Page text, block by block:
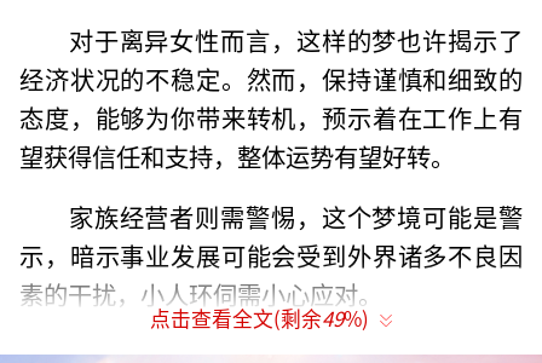
对于离异女性而言，这样的梦也许揭示了
经济状况的不稳定。然而，保持谨慎和细致的
态度，能够为你带来转机，预示着在工作上有
望获得信任和支持，整体运势有望好转。
家族经营者则需警惕，这个梦境可能是警
示，暗示事业发展可能会受到外界诸多不良因
素的干扰，小人环伺需小心应对。
新婚女性梦见此景，反而是感情生活向好
点击查看全文(剩余49%)